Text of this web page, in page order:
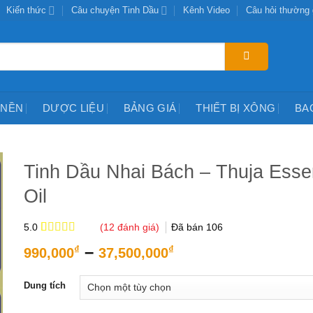
Kiến thức Câu chuyện Tinh Dầu Kênh Video Câu hỏi thường
DƯỢC LIỆU BẢNG GIÁ THIẾT BỊ XÔNG
Tinh Dầu Nhai Bách – Thuja
Oil
5.0
trên 5
dựa trên
(12 đánh giá) Đã bán 106
990,000₫ – 37,500,000₫
990,000₫
Dung tích